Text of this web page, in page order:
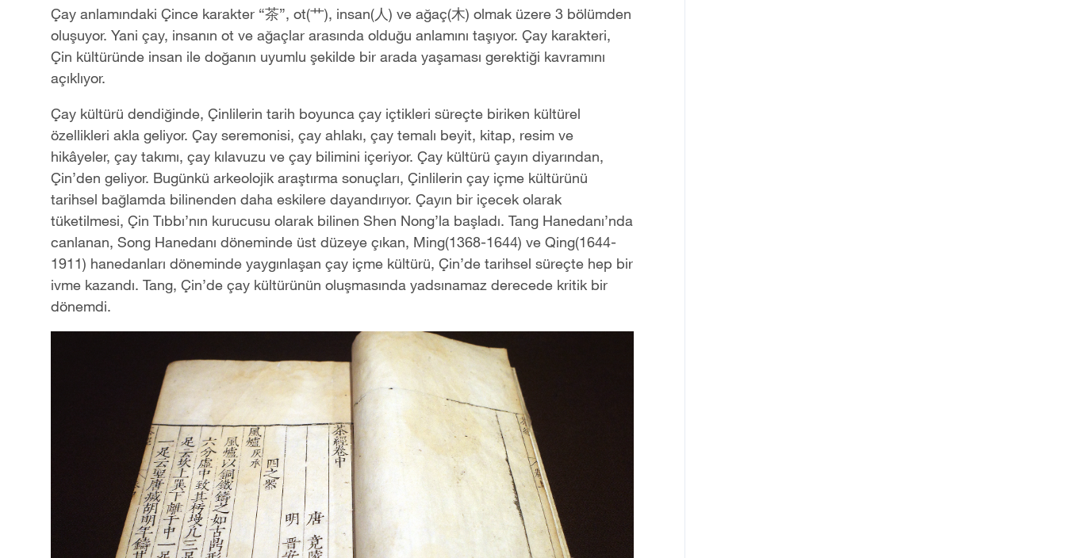
Çay anlamındaki Çince karakter “茶”, ot(艹), insan(人) ve ağaç(木) olmak üzere 3 bölümden
oluşuyor. Yani çay, insanın ot ve ağaçlar arasında olduğu anlamını taşıyor. Çay karakteri,
Çin kültüründe insan ile doğanın uyumlu şekilde bir arada yaşaması gerektiği kavramını
açıklıyor.
Çay kültürü dendiğinde, Çinlilerin tarih boyunca çay içtikleri süreçte biriken kültürel
özellikleri akla geliyor. Çay seremonisi, çay ahlakı, çay temalı beyit, kitap, resim ve
hikâyeler, çay takımı, çay kılavuzu ve çay bilimini içeriyor. Çay kültürü çayın diyarından,
Çin’den geliyor. Bugünkü arkeolojik araştırma sonuçları, Çinlilerin çay içme kültürünü
tarihsel bağlamda bilinenden daha eskilere dayandırıyor. Çayın bir içecek olarak
tüketilmesi, Çin Tıbbı’nın kurucusu olarak bilinen Shen Nong’la başladı. Tang Hanedanı’nda
canlanan, Song Hanedanı döneminde üst düzeye çıkan, Ming(1368-1644) ve Qing(1644-
1911) hanedanları döneminde yaygınlaşan çay içme kültürü, Çin’de tarihsel süreçte hep bir
ivme kazandı. Tang, Çin’de çay kültürünün oluşmasında yadsınamaz derecede kritik bir
dönemdi.